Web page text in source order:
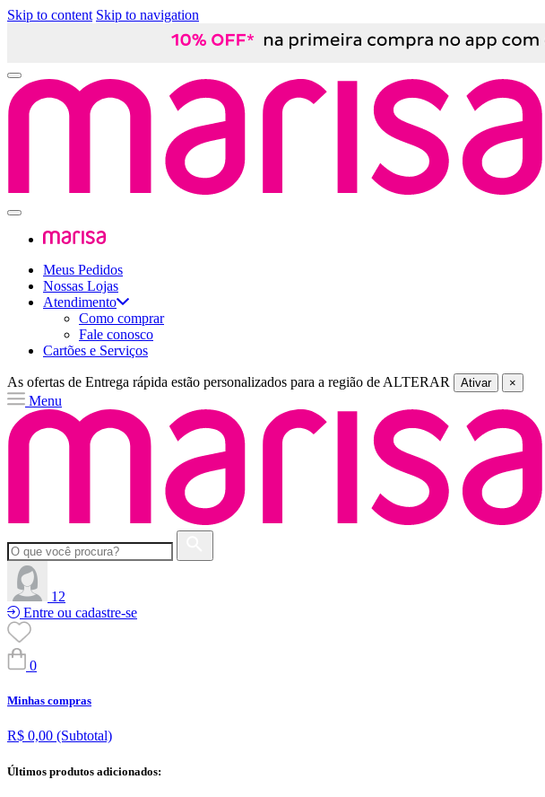
Skip to content Skip to navigation
Meus Pedidos
Nossas Lojas
Atendimento
Como comprar
Fale conosco
Cartões e Serviços
As ofertas de Entrega rápida estão personalizados para a região de ALTERAR Ativar ×
Menu
12
Entre ou cadastre-se
0
Minhas compras
R$ 0,00 (Subtotal)
Últimos produtos adicionados: